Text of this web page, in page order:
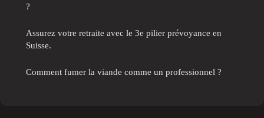
?
Assurez votre retraite avec le 3e pilier prévoyance en
Suisse.
Comment fumer la viande comme un professionnel ?